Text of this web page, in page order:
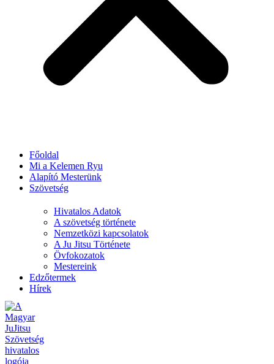
Főoldal
Mi a Kelemen Ryu
Alapító Mesterünk
Szövetség
Hivatalos Adatok
A szövetség története
Nemzetközi kapcsolatok
A Ju Jitsu Története
Övfokozatok
Mestereink
Edzőtermek
Hírek